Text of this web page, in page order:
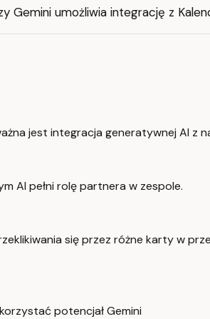
Gemini umożliwia integrację z
jest integracja generatywnej AI
AI pełni rolę partnera w zespole.
się przez różne karty w
potencjał Gemini